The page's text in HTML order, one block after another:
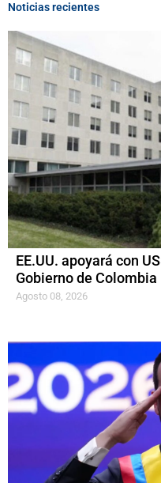
Noticias recientes
EE.UU. apoyará con
Gobierno de Colombia
Agosto 08, 2026